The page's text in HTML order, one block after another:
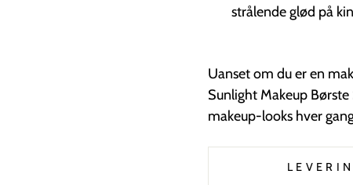
strålende glød på
Uanset om du er en
Sunlight Makeup
makeup-looks hver